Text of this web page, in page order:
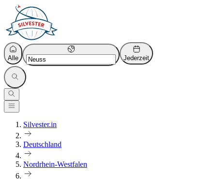
Alle Jederzeit
Silvester.in
Deutschland
Nordrhein-Westfalen